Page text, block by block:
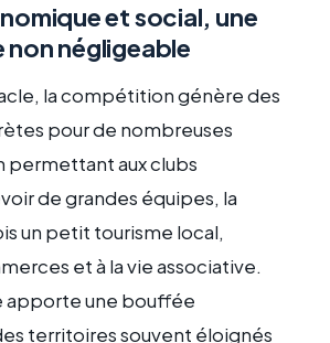
et social, une
négligeable
la compétition génère des
pour de nombreuses
permettant aux clubs
de grandes équipes, la
un petit tourisme local,
et à la vie associative.
apporte une bouffée
territoires souvent éloignés